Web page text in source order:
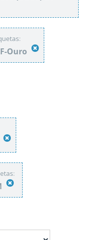
Ouro